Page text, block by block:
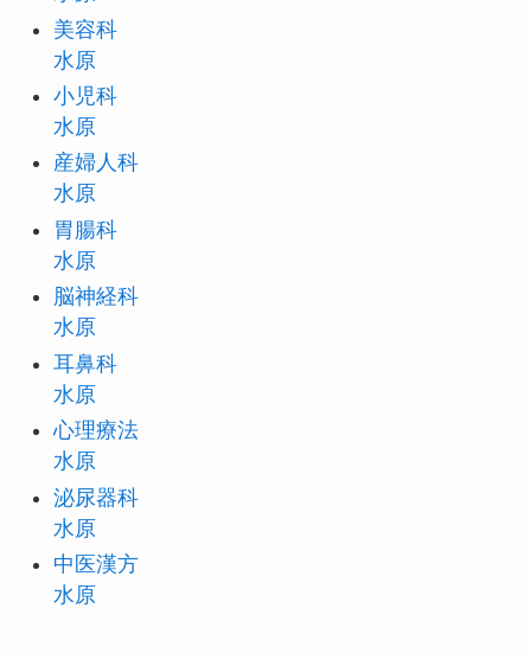
美容科
水原
小児科
水原
産婦人科
水原
胃腸科
水原
脳神経科
水原
耳鼻科
水原
心理療法
水原
泌尿器科
水原
中医漢方
水原